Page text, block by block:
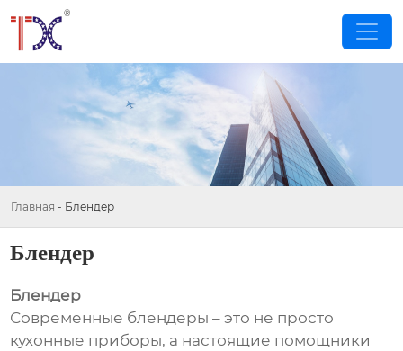
Главная - Блендер
Блендер
Блендер
Современные блендеры – это не просто
кухонные приборы, а настоящие помощники